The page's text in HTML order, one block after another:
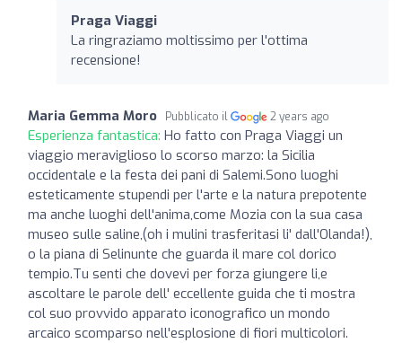
Praga Viaggi
La ringraziamo moltissimo per l'ottima
recensione!
Maria Gemma Moro Pubblicato il 2 years ago
Esperienza fantastica: Ho fatto con Praga Viaggi un
viaggio meraviglioso lo scorso marzo: la Sicilia
occidentale e la festa dei pani di Salemi.Sono luoghi
esteticamente stupendi per l'arte e la natura prepotente
ma anche luoghi dell'anima,come Mozia con la sua casa
museo sulle saline,(oh i mulini trasferitasi li' dall'Olanda!),
o la piana di Selinunte che guarda il mare col dorico
tempio.Tu senti che dovevi per forza giungere li,e
ascoltare le parole dell' eccellente guida che ti mostra
col suo provvido apparato iconografico un mondo
arcaico scomparso nell'esplosione di fiori multicolori.